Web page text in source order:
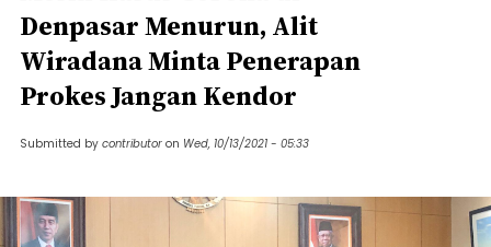
Denpasar Menurun, Alit
Wiradana Minta Penerapan
Prokes Jangan Kendor
Submitted by contributor on Wed, 10/13/2021 - 05:33